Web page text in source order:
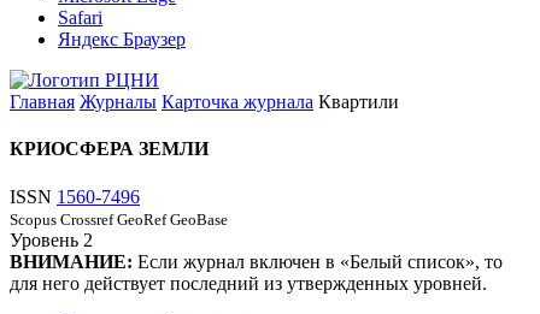
Safari
Яндекс Браузер
Главная Журналы Карточка журнала Квартили
КРИОСФЕРА ЗЕМЛИ
ISSN 1560-7496
Scopus Crossref GeoRef GeoBase
Уровень 2
ВНИМАНИЕ: Если журнал включен в «Белый список», то
для него действует последний из утвержденных уровней.